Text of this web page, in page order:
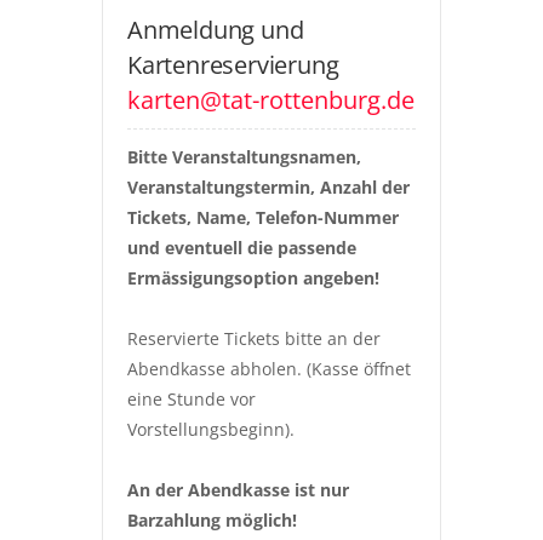
Anmeldung und
Kartenreservierung
karten@tat-rottenburg.de
Bitte Veranstaltungsnamen,
Veranstaltungstermin, Anzahl der
Tickets, Name, Telefon-Nummer
und eventuell die passende
Ermässigungsoption angeben!
Reservierte Tickets bitte an der
Abendkasse abholen. (Kasse öffnet
eine Stunde vor
Vorstellungsbeginn).
An der Abendkasse ist nur
Barzahlung möglich!